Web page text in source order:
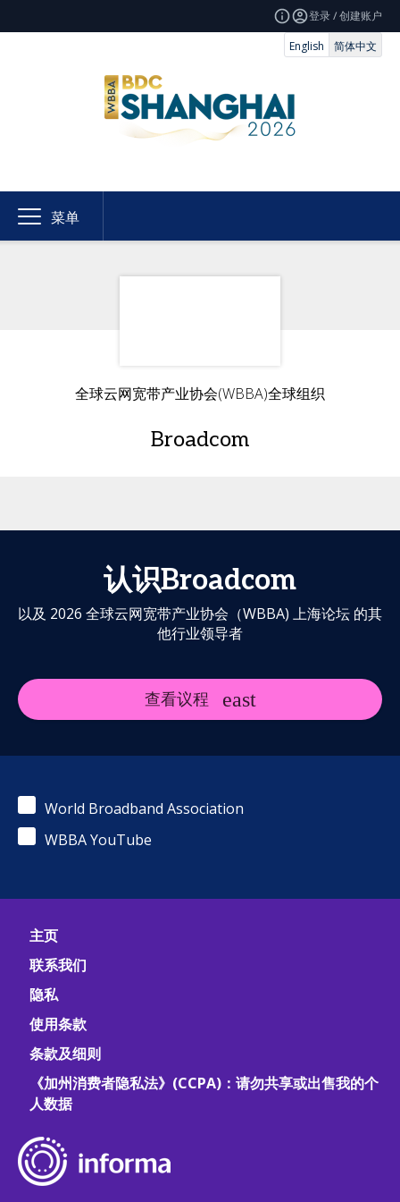
登录 / 创建账户
English
简体中文
菜单
全球云网宽带产业协会(WBBA)全球组织
Broadcom
认识Broadcom
以及 2026 全球云网宽带产业协会（WBBA) 上海论坛 的其
他行业领导者
查看议程
World Broadband Association
WBBA YouTube
主页
联系我们
隐私
使用条款
条款及细则
《加州消费者隐私法》(CCPA)：请勿共享或出售我的个
人数据